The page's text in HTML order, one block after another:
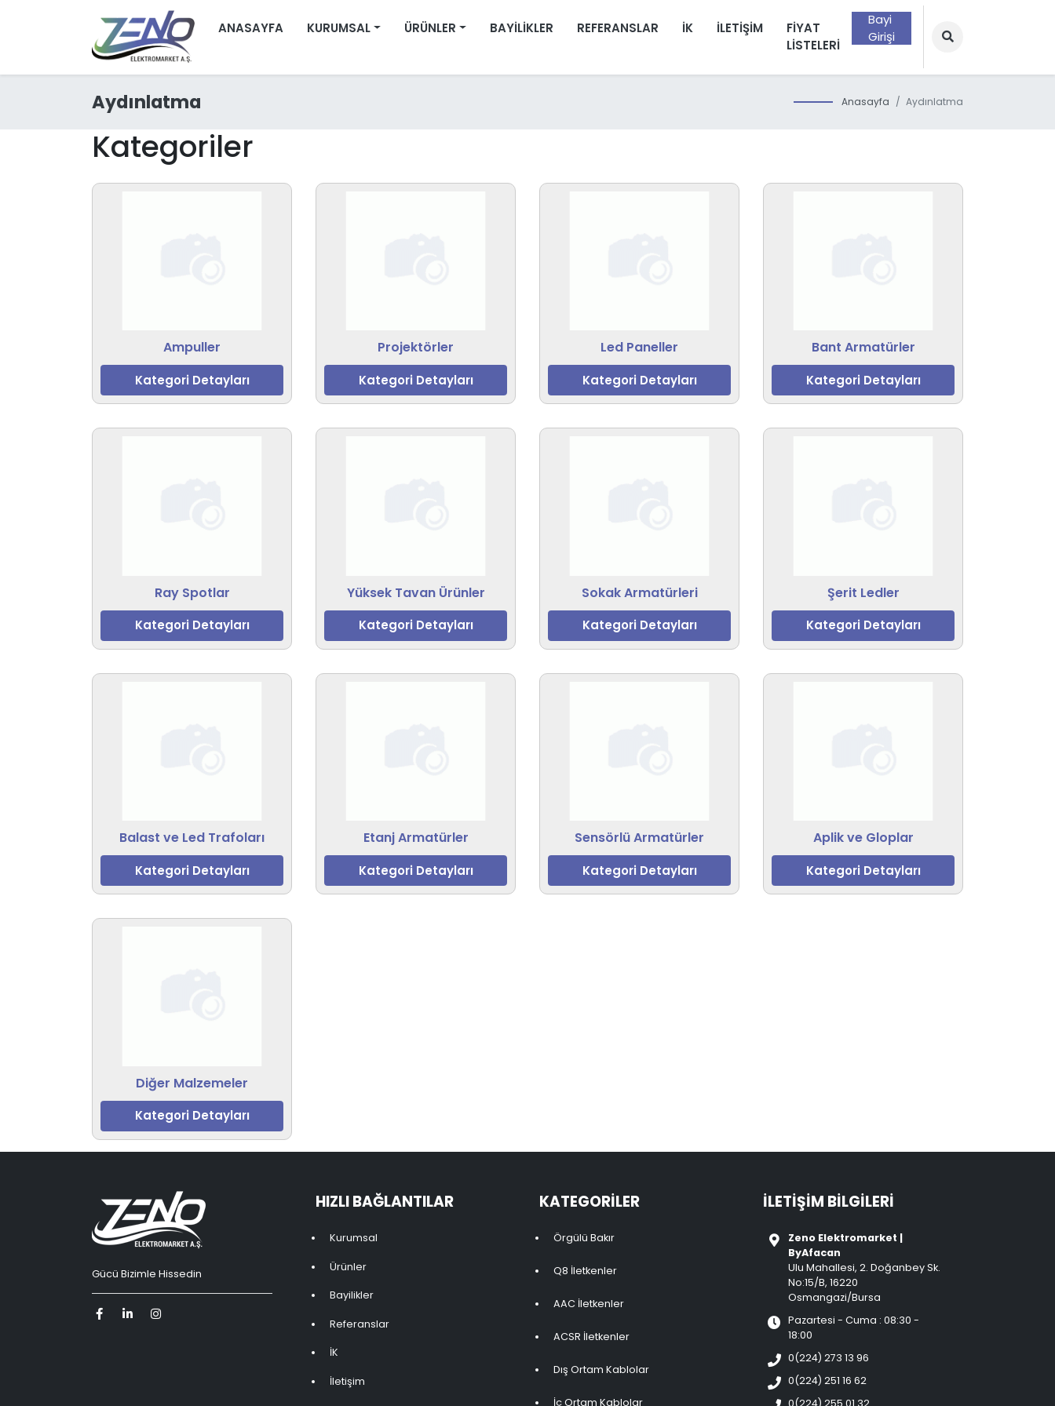
ANASAYFA KURUMSAL ÜRÜNLER BAYILIKLER REFERANSLAR İK İLETIŞIM
FIYAT
LISTELERI
Bayi
Girişi
Aydınlatma Anasayfa Aydınlatma
Kategoriler
Ampuller
Kategori Detayları
Projektörler
Kategori Detayları
Led Paneller
Kategori Detayları
Bant Armatürler
Kategori Detayları
Ray Spotlar
Kategori Detayları
Yüksek Tavan Ürünler
Kategori Detayları
Sokak Armatürleri
Kategori Detayları
Şerit Ledler
Kategori Detayları
Balast ve Led Trafoları
Kategori Detayları
Etanj Armatürler
Kategori Detayları
Sensörlü Armatürler
Kategori Detayları
Aplik ve Gloplar
Kategori Detayları
Diğer Malzemeler
Kategori Detayları
Gücü Bizimle Hissedin
HIZLI BAĞLANTILAR
Kurumsal
Ürünler
Bayilikler
Referanslar
İK
İletişim
KATEGORILER
Örgülü Bakır
Q8 İletkenler
AAC İletkenler
ACSR İletkenler
Dış Ortam Kablolar
İç Ortam Kablolar
İLETIŞIM BILGILERI
Zeno Elektromarket |
ByAfacan
Ulu Mahallesi, 2. Doğanbey Sk.
No:15/B, 16220
Osmangazi/Bursa
Pazartesi - Cuma : 08:30 -
18:00
0(224) 273 13 96
0(224) 251 16 62
0(224) 255 01 32